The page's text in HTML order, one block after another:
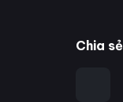
Chia sẻ